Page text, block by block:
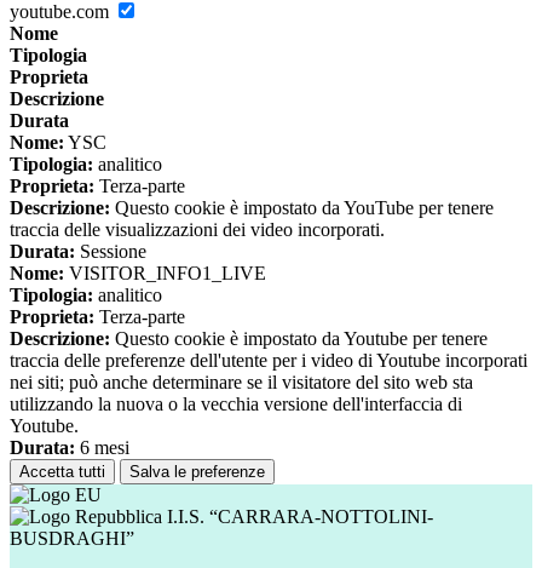
youtube.com
Nome
Tipologia
Proprieta
Descrizione
Durata
Nome: YSC
Tipologia: analitico
Proprieta: Terza-parte
Descrizione: Questo cookie è impostato da YouTube per tenere
traccia delle visualizzazioni dei video incorporati.
Durata: Sessione
Nome: VISITOR_INFO1_LIVE
Tipologia: analitico
Proprieta: Terza-parte
Descrizione: Questo cookie è impostato da Youtube per tenere
traccia delle preferenze dell'utente per i video di Youtube incorporati
nei siti; può anche determinare se il visitatore del sito web sta
utilizzando la nuova o la vecchia versione dell'interfaccia di
Youtube.
Durata: 6 mesi
Accetta tutti Salva le preferenze
I.I.S. “CARRARA-NOTTOLINI-
BUSDRAGHI”